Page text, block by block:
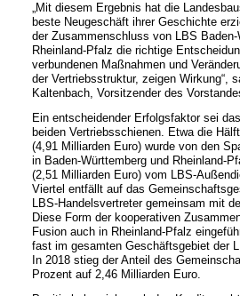
„Mit diesem Ergebnis hat die
beste Neugeschäft ihrer Geschichte
der Zusammenschluss von LBS
Rheinland-Pfalz die richtige
verbundenen Maßnahmen und
der Vertriebsstruktur, zeigen Wirkung“,
Kaltenbach, Vorsitzender des
Ein entscheidender Erfolgsfaktor sei
beiden Vertriebsschienen. Etwa die
(4,91 Milliarden Euro) wurde von den
in Baden-Württemberg und Rheinland-
(2,51 Milliarden Euro) vom LBS-
Viertel entfällt auf das
LBS-Handelsvertreter gemeinsam mit
Diese Form der kooperativen
Fusion auch in Rheinland-Pfalz
fast im gesamten Geschäftsgebiet der
In 2018 stieg der Anteil des
Prozent auf 2,46 Milliarden Euro.